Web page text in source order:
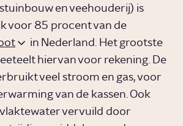
en veehouderij) is
voor 85 procent van de
in Nederland. Het grootste
hiervan voor rekening. De
veel stroom en gas, voor
van de kassen. Ook
vervuild door